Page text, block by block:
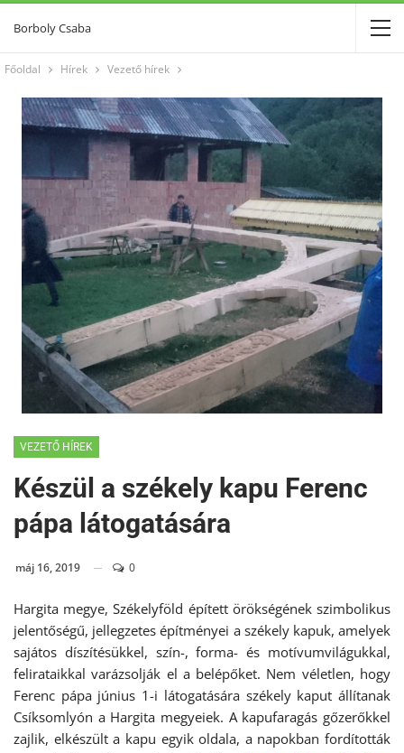
Borboly Csaba
Főoldal Hírek Vezető hírek
VEZETŐ HÍREK
Készül a székely kapu Ferenc
pápa látogatására
máj 16, 2019 0
Hargita megye, Székelyföld épített örökségének szimbolikus
jelentőségű, jellegzetes építményei a székely kapuk, amelyek
sajátos díszítésükkel, szín-, forma- és motívumvilágukkal,
felirataikkal varázsolják el a belépőket. Nem véletlen, hogy
Ferenc pápa június 1-i látogatására székely kaput állítanak
Csíksomlyón a Hargita megyeiek. A kapufaragás gőzerőkkel
zajlik, elkészült a kapu egyik oldala, a napokban fordították